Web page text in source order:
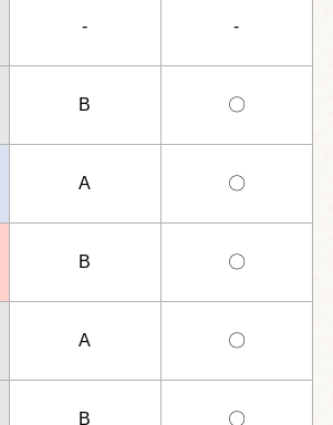
- -
B 〇
A 〇
B 〇
A 〇
B 〇